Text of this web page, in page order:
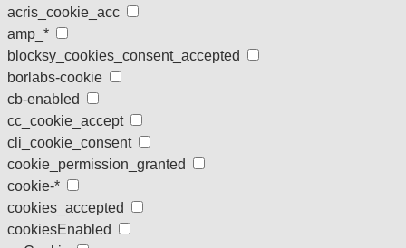
acris_cookie_acc
amp_*
blocksy_cookies_consent_accepted
borlabs-cookie
cb-enabled
cc_cookie_accept
cli_cookie_consent
cookie_permission_granted
cookie-*
cookies_accepted
cookiesEnabled